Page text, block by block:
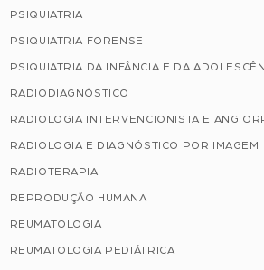
PSIQUIATRIA
PSIQUIATRIA FORENSE
PSIQUIATRIA DA INFÂNCIA E DA
RADIODIAGNÓSTICO
RADIOLOGIA INTERVENCIONISTA E
RADIOLOGIA E DIAGNÓSTICO POR IMAGEM
RADIOTERAPIA
REPRODUÇÃO HUMANA
REUMATOLOGIA
REUMATOLOGIA PEDIÁTRICA